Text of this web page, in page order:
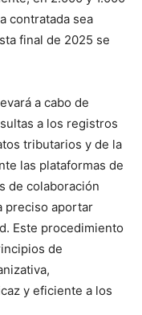
contratada sea
final de 2025 se
a cabo de
a los registros
tributarios y de la
las plataformas de
de colaboración
preciso aportar
Este procedimiento
de
y eficiente a los